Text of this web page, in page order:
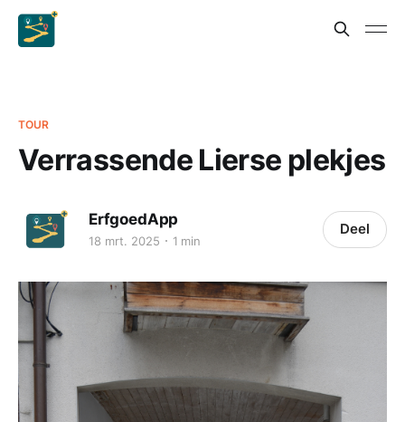
TOUR
Verrassende Lierse plekjes
ErfgoedApp
18 mrt. 2025 1 min
Deel